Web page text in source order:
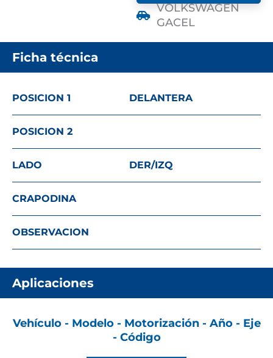
VOLKSWAGEN
GACEL
Ficha técnica
POSICION 1 DELANTERA
POSICION 2
LADO DER/IZQ
CRAPODINA
OBSERVACION
Aplicaciones
Vehículo - Modelo - Motorización - Año - Eje
- Código